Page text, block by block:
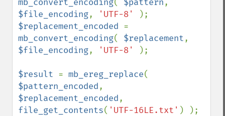
mb_convert_encoding( $pattern
$file_encoding, 'UTF-8'
$replacement_encoded
mb_convert_encoding( $replacement
$file_encoding, 'UTF-8' );
$result = mb_ereg_replace
$pattern_encoded
$replacement_encoded
file_get_contents( 'UTF-16LE.txt'